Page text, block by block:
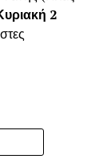
άνω των 100
στη
πλήρη
μελέτη ούτε
σύστημα
από
2